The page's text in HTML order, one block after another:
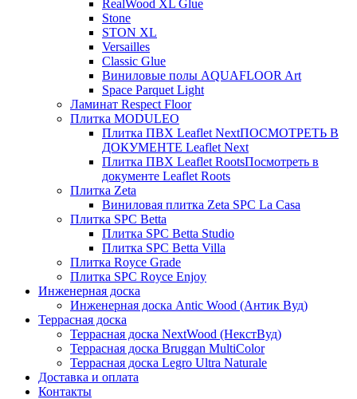
RealWood XL Glue
Stone
STON XL
Versailles
Classic Glue
Виниловые полы AQUAFLOOR Art
Space Parquet Light
Ламинат Respect Floor
Плитка MODULEO
Плитка ПВХ Leaflet NextПОСМОТРЕТЬ В
ДОКУМЕНТЕ Leaflet Next
Плитка ПВХ Leaflet RootsПосмотреть в
документе Leaflet Roots
Плитка Zeta
Виниловая плитка Zeta SPC La Casa
Плитка SPC Betta
Плитка SPC Betta Studio
Плитка SPC Betta Villa
Плитка Royce Grade
Плитка SPC Royce Enjoy
Инженерная доска
Инженерная доска Antic Wood (Антик Вуд)
Террасная доска
Террасная доска NextWood (НекстВуд)
Террасная доска Bruggan MultiColor
Террасная доска Legro Ultra Naturale
Доставка и оплата
Контакты